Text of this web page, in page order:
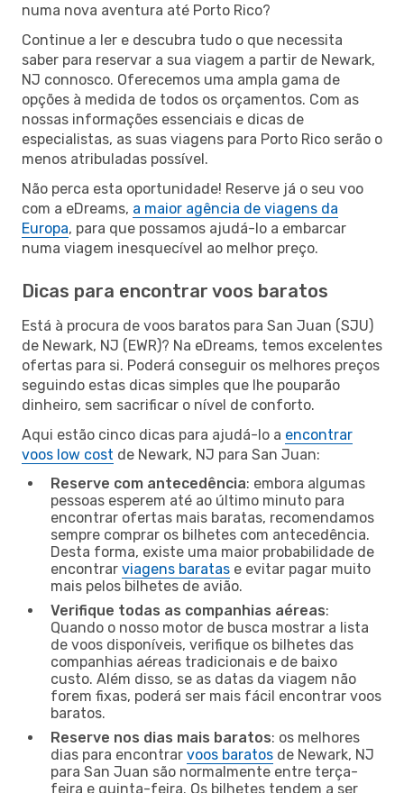
numa nova aventura até Porto Rico?
Continue a ler e descubra tudo o que necessita
saber para reservar a sua viagem a partir de Newark,
NJ connosco. Oferecemos uma ampla gama de
opções à medida de todos os orçamentos. Com as
nossas informações essenciais e dicas de
especialistas, as suas viagens para Porto Rico serão o
menos atribuladas possível.
Não perca esta oportunidade! Reserve já o seu voo
com a eDreams, a maior agência de viagens da
Europa, para que possamos ajudá-lo a embarcar
numa viagem inesquecível ao melhor preço.
Dicas para encontrar voos baratos
Está à procura de voos baratos para San Juan (SJU)
de Newark, NJ (EWR)? Na eDreams, temos excelentes
ofertas para si. Poderá conseguir os melhores preços
seguindo estas dicas simples que lhe pouparão
dinheiro, sem sacrificar o nível de conforto.
Aqui estão cinco dicas para ajudá-lo a encontrar
voos low cost de Newark, NJ para San Juan:
Reserve com antecedência: embora algumas
pessoas esperem até ao último minuto para
encontrar ofertas mais baratas, recomendamos
sempre comprar os bilhetes com antecedência.
Desta forma, existe uma maior probabilidade de
encontrar viagens baratas e evitar pagar muito
mais pelos bilhetes de avião.
Verifique todas as companhias aéreas:
Quando o nosso motor de busca mostrar a lista
de voos disponíveis, verifique os bilhetes das
companhias aéreas tradicionais e de baixo
custo. Além disso, se as datas da viagem não
forem fixas, poderá ser mais fácil encontrar voos
baratos.
Reserve nos dias mais baratos: os melhores
dias para encontrar voos baratos de Newark, NJ
para San Juan são normalmente entre terça-
feira e quinta-feira. Os bilhetes tendem a ser